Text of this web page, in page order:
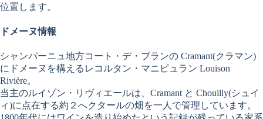
位置します。
ドメーヌ情報
シャンパーニュ地方コート・デ・ブランの Cramant(クラマン)
にドメーヌを構えるレコルタン・マニピュラン Louison
Rivière。
当主のルイゾン・リヴィエールは、Cramant と Chouilly(シュイ
ィ)に点在する約２へクタールの畑を一人で管理しています。